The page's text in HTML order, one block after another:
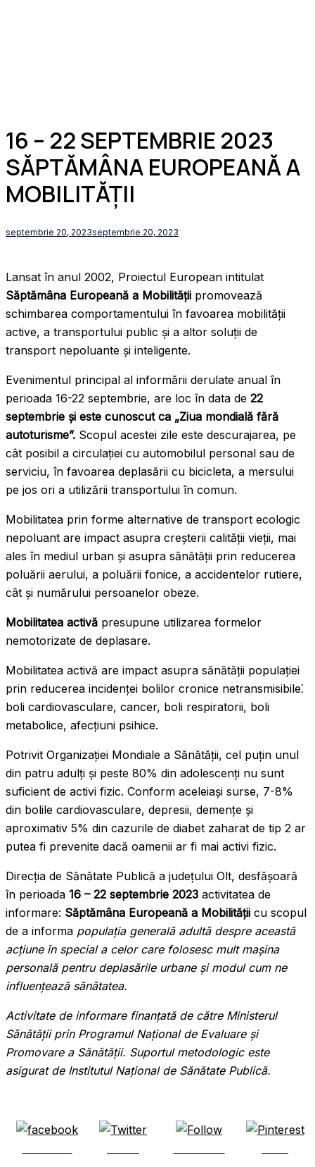
16 – 22 SEPTEMBRIE 2023
SĂPTĂMÂNA EUROPEANĂ A
MOBILITĂȚII
septembrie 20, 2023septembrie 20, 2023
Lansat în anul 2002, Proiectul European intitulat
Săptămâna Europeană a Mobilității promovează
schimbarea comportamentului în favoarea mobilității
active, a transportului public și a altor soluții de
transport nepoluante și inteligente.
Evenimentul principal al informării derulate anual în
perioada 16-22 septembrie, are loc în data de 22
septembrie și este cunoscut ca „Ziua mondială fără
autoturisme”. Scopul acestei zile este descurajarea, pe
cât posibil a circulației cu automobilul personal sau de
serviciu, în favoarea deplasării cu bicicleta, a mersului
pe jos ori a utilizării transportului în comun.
Mobilitatea prin forme alternative de transport ecologic
nepoluant are impact asupra creșterii calității vieții, mai
ales în mediul urban și asupra sănătății prin reducerea
poluării aerului, a poluării fonice, a accidentelor rutiere,
cât și numărului persoanelor obeze.
Mobilitatea activă presupune utilizarea formelor
nemotorizate de deplasare.
Mobilitatea activă are impact asupra sănătății populației
prin reducerea incidenței bolilor cronice netransmisibile⁚
boli cardiovasculare, cancer, boli respiratorii, boli
metabolice, afecțiuni psihice.
Potrivit Organizației Mondiale a Sănătății, cel puțin unul
din patru adulți și peste 80% din adolescenți nu sunt
suficient de activi fizic. Conform aceleiași surse, 7-8%
din bolile cardiovasculare, depresii, demențe și
aproximativ 5% din cazurile de diabet zaharat de tip 2 ar
putea fi prevenite dacă oamenii ar fi mai activi fizic.
Direcția de Sănătate Publică a județului Olt, desfășoară
în perioada 16 – 22 septembrie 2023 activitatea de
informare: Săptămâna Europeană a Mobilității cu scopul
de a informa populația generală adultă despre această
acțiune în special a celor care folosesc mult mașina
personală pentru deplasările urbane și modul cum ne
influențează sănătatea.
Activitate de informare finanțată de către Ministerul
Sănătății prin Programul Național de Evaluare și
Promovare a Sănătății. Suportul metodologic este
asigurat de Institutul Național de Sănătate Publică.